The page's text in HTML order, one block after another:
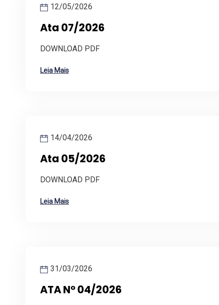
12/05/2026
Ata 07/2026
DOWNLOAD PDF
Leia Mais
14/04/2026
Ata 05/2026
DOWNLOAD PDF
Leia Mais
31/03/2026
ATA Nº 04/2026